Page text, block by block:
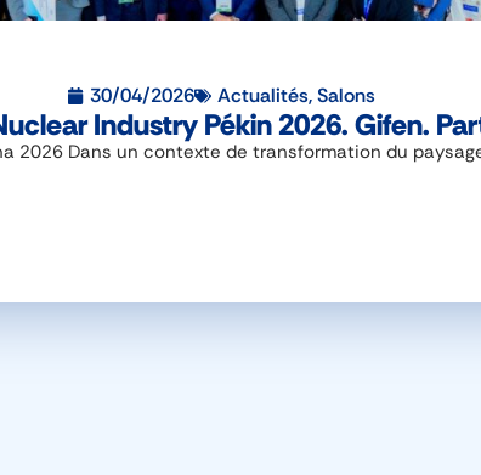
30/04/2026 Actualités,Salons
Industry Pékin 2026. Gifen.
2026 Dans un contexte de transformation du